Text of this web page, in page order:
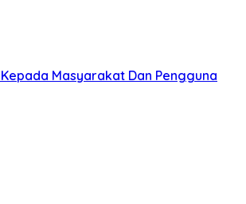
Masyarakat Dan Pengguna